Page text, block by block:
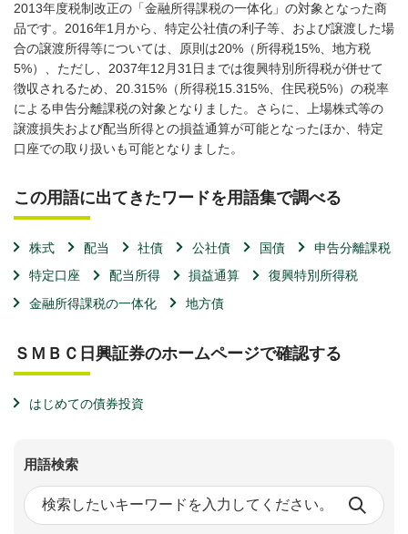
2013年度税制改正の「金融所得課税の一体化」の対象となった商
品です。2016年1月から、特定公社債の利子等、および譲渡した場
合の譲渡所得等については、原則は20%（所得税15%、地方税
5%）、ただし、2037年12月31日までは復興特別所得税が併せて
徴収されるため、20.315%（所得税15.315%、住民税5%）の税率
による申告分離課税の対象となりました。さらに、上場株式等の
譲渡損失および配当所得との損益通算が可能となったほか、特定
口座での取り扱いも可能となりました。
この用語に出てきたワードを用語集で調べる
株式 配当 社債 公社債 国債
申告分離課税
特定口座
配当所得 損益通算
復興特別所得税
金融所得課税の一体化
地方債
ＳＭＢＣ日興証券のホームページで確認する
はじめての債券投資
用語検索